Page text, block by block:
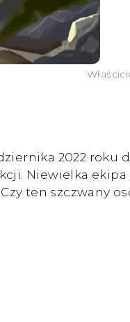
2022 roku
Niewielka
. Czy ten szczwany